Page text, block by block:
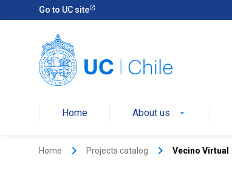
Go to UC site
Home About us arrow_drop_down
Home keyboard_arrow_right Projects catalog keyboard_arrow_right Vecino Virtual